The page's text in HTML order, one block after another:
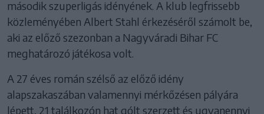
második szuperligás idényének. A klub legfrissebb
közleményében Albert Stahl érkezéséről számolt be,
aki az előző szezonban a Nagyváradi Bihar FC
meghatározó játékosa volt.
A 27 éves román szélső az előző idény
alapszakaszában valamennyi mérkőzésen pályára
lépett, 21 találkozón hat gólt szerzett és ugyanennyi